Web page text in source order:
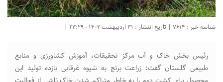
شناسه خبر : 7614 | تاریخ انتشار : 31 اردیبهشت 1402 - 23:29 |
رئیس بخش خاک و آب مرکز تحقیقات، آموزش کشاورزی و منابع
طبیعی گلستان گفت: زراعت برنج به شیوه غرقابی بازده تولید این